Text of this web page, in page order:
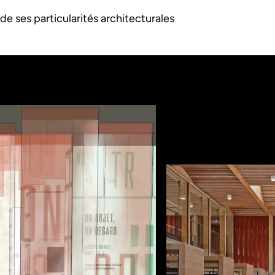
ses particularités architecturales